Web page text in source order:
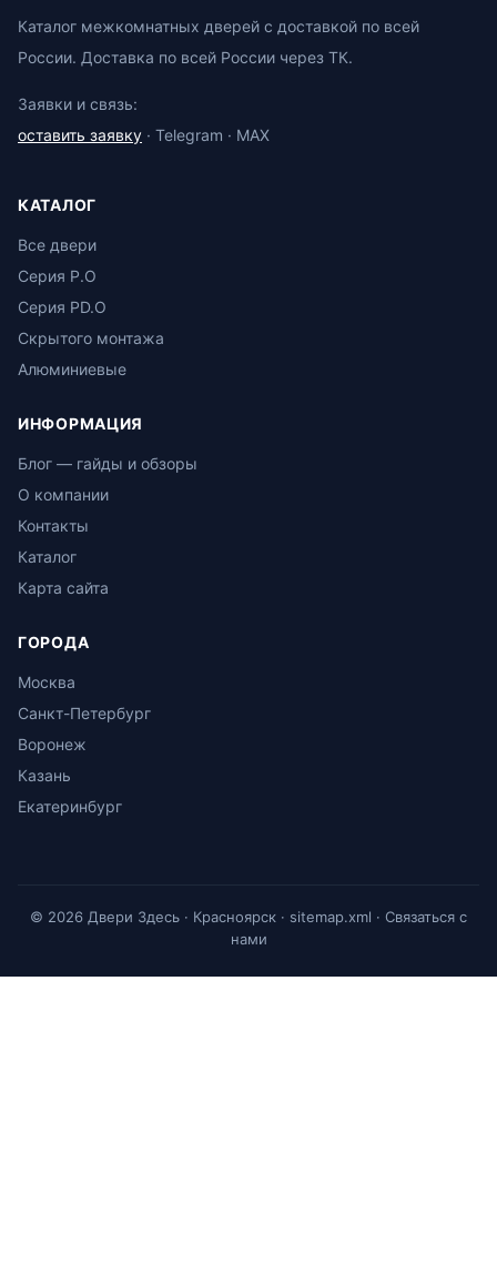
Каталог межкомнатных дверей с доставкой по всей
России. Доставка по всей России через ТК.
Заявки и связь:
оставить заявку · Telegram · MAX
КАТАЛОГ
Все двери
Серия P.O
Серия PD.O
Скрытого монтажа
Алюминиевые
ИНФОРМАЦИЯ
Блог — гайды и обзоры
О компании
Контакты
Каталог
Карта сайта
ГОРОДА
Москва
Санкт-Петербург
Воронеж
Казань
Екатеринбург
© 2026 Двери Здесь · Красноярск · sitemap.xml · Связаться с
нами